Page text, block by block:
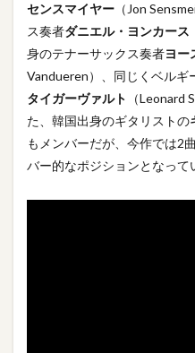
センスマイヤー （Jon
ス奏者ダニエル・ヨンカース
身のテナーサックス奏者ヨー
Vandueren）、同じくベルギ
タイガーヴァルト
（Leonard
た、韓国出身のギタリストの
もメンバーだが、今作では2
バー的なポジションとなって